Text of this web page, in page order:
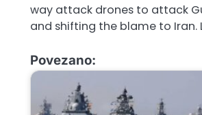
way attack drones to attack
and shifting the blame to Iran.
Povezano: